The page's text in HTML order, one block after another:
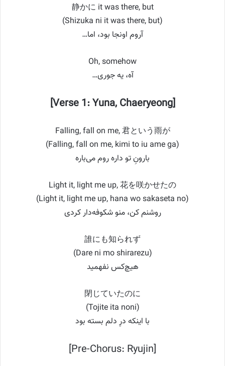
静かに it was there, but
(Shizuka ni it was there, but)
آروم اونجا بود، اما…
Oh, somehow
آه، یه جوری…
[Verse 1: Yuna, Chaeryeong]
Falling, fall on me, 君という雨が
(Falling, fall on me, kimi to iu ame ga)
بارونِ تو داره روم می‌باره
Light it, light me up, 花を咲かせたの
(Light it, light me up, hana wo sakaseta no)
روشنم کن، منو شکوفه‌دار کردی
誰にも知られず
(Dare ni mo shirarezu)
هیچ‌کس نفهمید
閉じていたのに
(Tojite ita noni)
با اینکه درِ دلم بسته بود
[Pre-Chorus: Ryujin]